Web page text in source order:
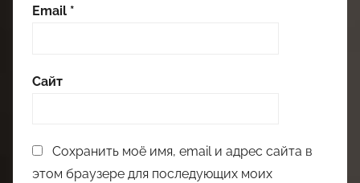
Email *
Сайт
Сохранить моё имя, email и адрес сайта в
этом браузере для последующих моих